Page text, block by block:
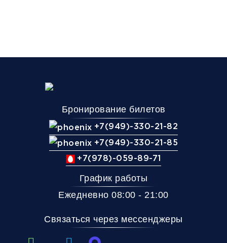
Бронирование билетов
+7(949)-330-21-82
+7(949)-330-21-85
+7(978)-059-89-71
График работы
Ежедневно 08:00 - 21:00
Связаться через мессенджеры